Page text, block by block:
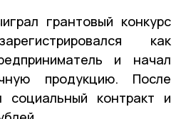
грантовый конкурс
как
и начал
продукцию. После
социальный контракт и